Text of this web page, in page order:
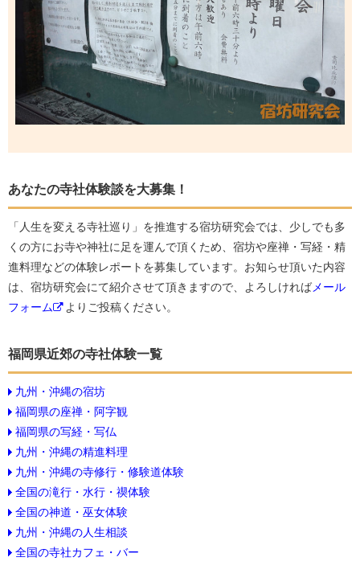
あなたの寺社体験談を大募集！
「人生を変える寺社巡り」を推進する宿坊研究会では、少しでも多
くの方にお寺や神社に足を運んで頂くため、宿坊や座禅・写経・精
進料理などの体験レポートを募集しています。お知らせ頂いた内容
は、宿坊研究会にて紹介させて頂きますので、よろしければ メール
フォーム
よりご投稿ください。
福岡県近郊の寺社体験一覧
九州・沖縄の宿坊
福岡県の座禅・阿字観
福岡県の写経・写仏
九州・沖縄の精進料理
九州・沖縄の寺修行・修験道体験
全国の滝行・水行・禊体験
全国の神道・巫女体験
九州・沖縄の人生相談
全国の寺社カフェ・バー